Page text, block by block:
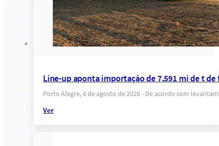
Line-up aponta importação de 7,591 mi de t
Porto Alegre, 4 de agosto de 2026 - De acordo com
Ver